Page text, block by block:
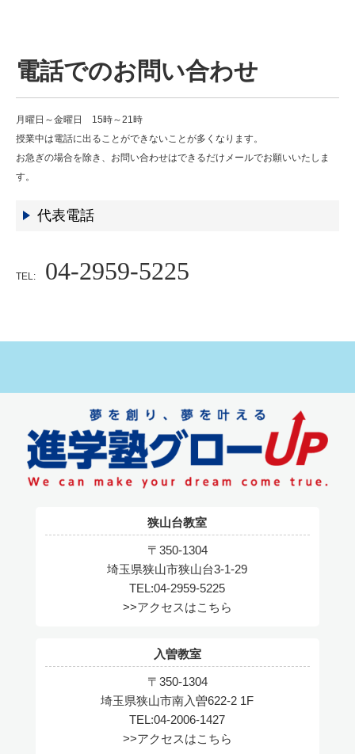
電話でのお問い合わせ
月曜日～金曜日 15時～21時
授業中は電話に出ることができないことが多くなります。
お急ぎの場合を除き、お問い合わせはできるだけメールでお願いいたしま
す。
代表電話
TEL: 04-2959-5225
狭山台教室
〒350-1304
埼玉県狭山市狭山台3-1-29
TEL:04-2959-5225
>>アクセスはこちら
入曽教室
〒350-1304
埼玉県狭山市南入曽622-2 1F
TEL:04-2006-1427
>>アクセスはこちら